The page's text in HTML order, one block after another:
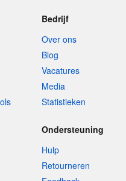
Bedrijf
Over ons
Blog
Vacatures
Media
Statistieken
Ondersteuning
Hulp
Retourneren